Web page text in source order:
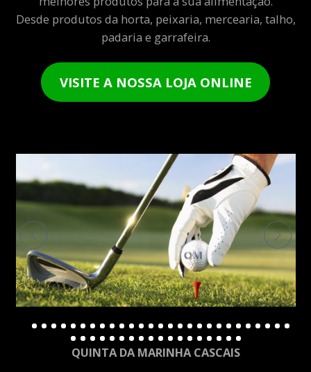
Desde produtos da horta, peixaria, mercearia, talho,
padaria e garrafeira.
VISITE A NOSSA LOJA ONLINE
QUINTA DA MARINHA CASCAIS